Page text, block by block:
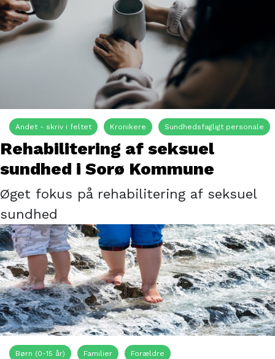
Andet - skriv i feltet Kronikere Sundhedsfagligt personale
Rehabilitering af seksuel
sundhed i Sorø Kommune
Øget fokus på rehabilitering af seksuel
sundhed
Børn (0-15 år) Familier Forældre